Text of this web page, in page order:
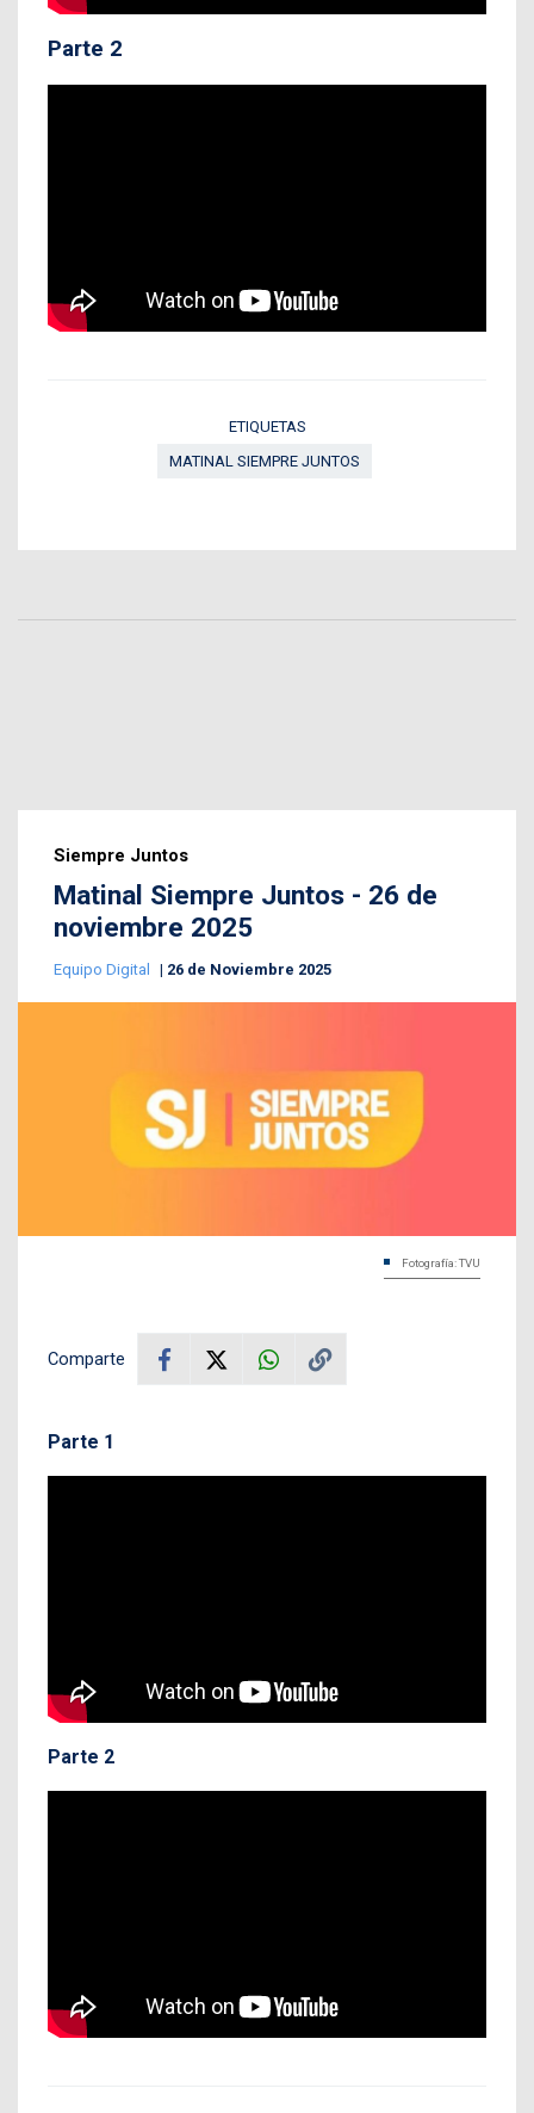
Parte 2
ETIQUETAS
MATINAL SIEMPRE JUNTOS
Siempre Juntos
Matinal Siempre Juntos - 26 de
noviembre 2025
Equipo Digital 26 de Noviembre 2025
Fotografía: TVU
Comparte
Parte 1
Parte 2